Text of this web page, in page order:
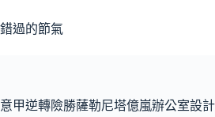
至
容
錯過的節氣
意甲逆轉險勝薩勒尼塔億嵐辦公室設